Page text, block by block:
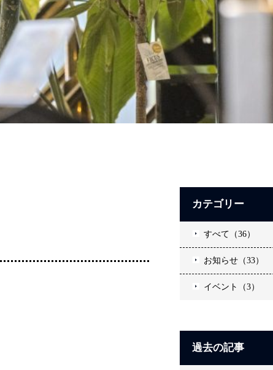
カテゴリー
すべて（36）
お知らせ（33）
イベント（3）
過去の記事